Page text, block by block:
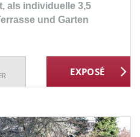
als individuelle 3,5
und Garten